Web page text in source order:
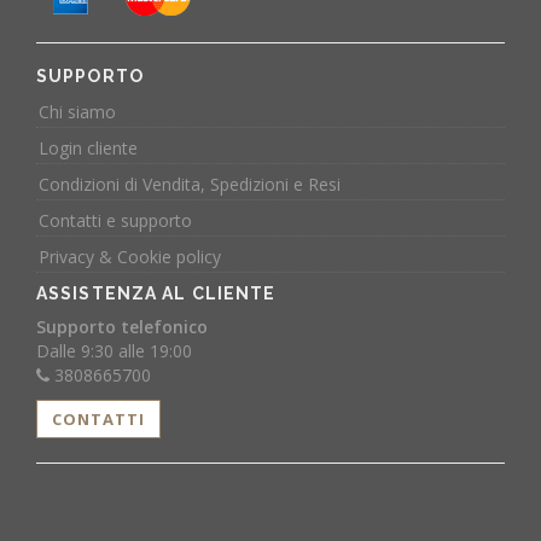
SUPPORTO
Chi siamo
Login cliente
Condizioni di Vendita, Spedizioni e Resi
Contatti e supporto
Privacy & Cookie policy
ASSISTENZA AL CLIENTE
Supporto telefonico
Dalle 9:30 alle 19:00
3808665700
CONTATTI